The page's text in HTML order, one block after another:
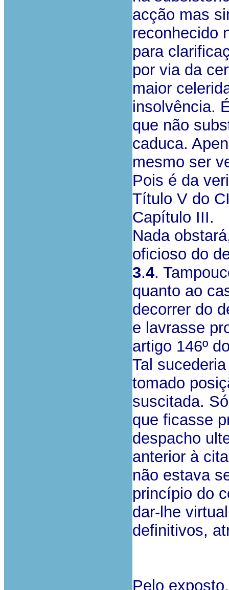
acção mas
reconhecido
para
por via da
maior
insolvência.
que não
caduca.
mesmo ser
Pois é da
Título V do
Capítulo III.
Nada
oficioso do
3.4.
quanto ao
decorrer do
e lavrasse
artigo 146º
Tal
tomado
suscitada.
que ficasse
despacho
anterior à
não estava
princípio do
dar-lhe
definitivos,
Pelo